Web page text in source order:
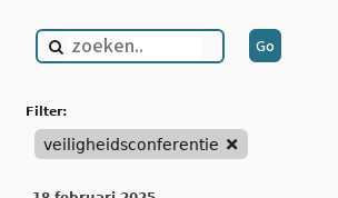
filter:
veiligheidsconferentie